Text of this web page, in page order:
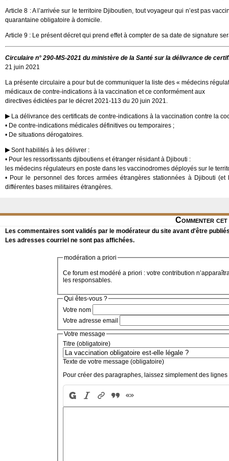
Article 8 : A l’arrivée sur le territoire Djiboutien, tout voyageur qui n’est pas
quarantaine obligatoire à domicile.
Article 9 : Le présent décret qui prend effet à compter de sa date de signature
Circulaire n° 290-MS-2021 du ministère de la Santé sur la délivrance de
21 juin 2021
La présente circulaire a pour but de communiquer la liste des « médecins
médicaux de contre-indications à la vaccination et ce conformément aux
directives édictées par le décret 2021-113 du 20 juin 2021.
La délivrance des certificats de contre-indications à la vaccination contre la
• De contre-indications médicales définitives ou temporaires ;
• De situations dérogatoires.
Sont habilités à les délivrer :
• Pour les ressortissants djiboutiens et étranger résidant à Djibouti :
les médecins régulateurs en poste dans les vaccinodromes déployés sur le
• Pour le personnel des forces armées étrangères stationnées à Djibouti
différentes bases militaires étrangères.
Commenter
Les commentaires sont validés par le modérateur du site avant d'être
Les adresses courriel ne sont pas affichées.
modération a priori
Ce forum est modéré a priori : votre contribution
les responsables.
Qui êtes-vous ?
Votre nom
Votre adresse email
Votre message
Titre (obligatoire)
Texte de votre message (obligatoire)
Pour créer des paragraphes, laissez simplement des lignes